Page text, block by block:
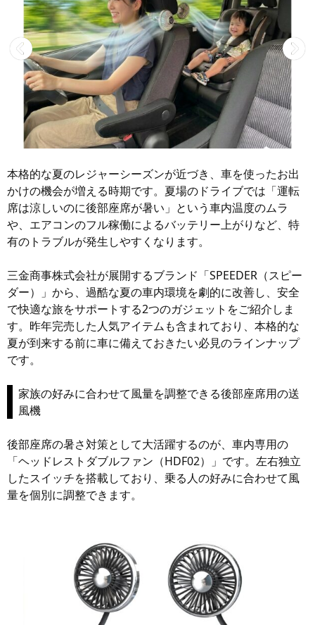
本格的な夏のレジャーシーズンが近づき、車を使ったお出
かけの機会が増える時期です。夏場のドライブでは「運転
席は涼しいのに後部座席が暑い」という車内温度のムラ
や、エアコンのフル稼働によるバッテリー上がりなど、特
有のトラブルが発生しやすくなります。
三金商事株式会社が展開するブランド「SPEEDER（スピー
ダー）」から、過酷な夏の車内環境を劇的に改善し、安全
で快適な旅をサポートする2つのガジェットをご紹介しま
す。昨年完売した人気アイテムも含まれており、本格的な
夏が到来する前に車に備えておきたい必見のラインナップ
です。
家族の好みに合わせて風量を調整できる後部座席用の送
風機
後部座席の暑さ対策として大活躍するのが、車内専用の
「ヘッドレストダブルファン（HDF02）」です。左右独立
したスイッチを搭載しており、乗る人の好みに合わせて風
量を個別に調整できます。